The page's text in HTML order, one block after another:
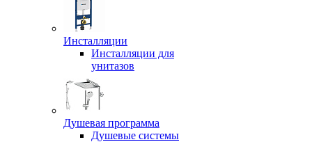
Инсталляции
Инсталляции для
унитазов
Душевая программа
Душевые системы